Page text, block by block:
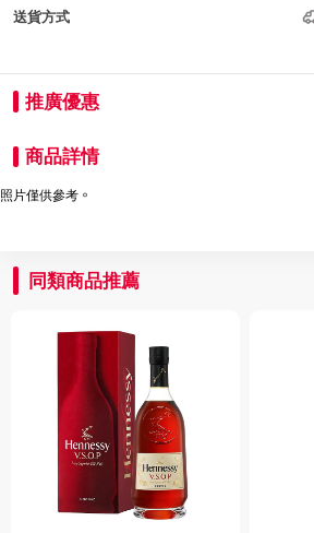
送貨方式
推廣優惠
商品詳情
照片僅供參考。
同類商品推薦